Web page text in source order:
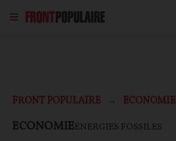
FRONT POPULAIRE ECONOMIE
ECONOMIEÉNERGIES FOSSILES